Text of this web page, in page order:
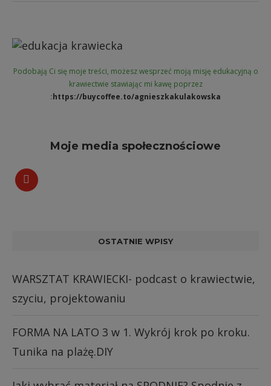
Podobają Ci się moje treści, możesz wesprzeć moją misję edukacyjną o
krawiectwie stawiając mi kawę poprzez
:https://buycoffee.to/agnieszkakulakowska
Moje media społecznościowe
OSTATNIE WPISY
WARSZTAT KRAWIECKI- podcast o krawiectwie,
szyciu, projektowaniu
FORMA NA LATO 3 w 1. Wykrój krok po kroku.
Tunika na plażę.DIY